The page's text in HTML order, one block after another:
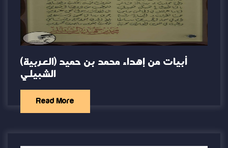
(العربية) أبيات من إهداء محمد بن حميد
الشبيلي
Read More